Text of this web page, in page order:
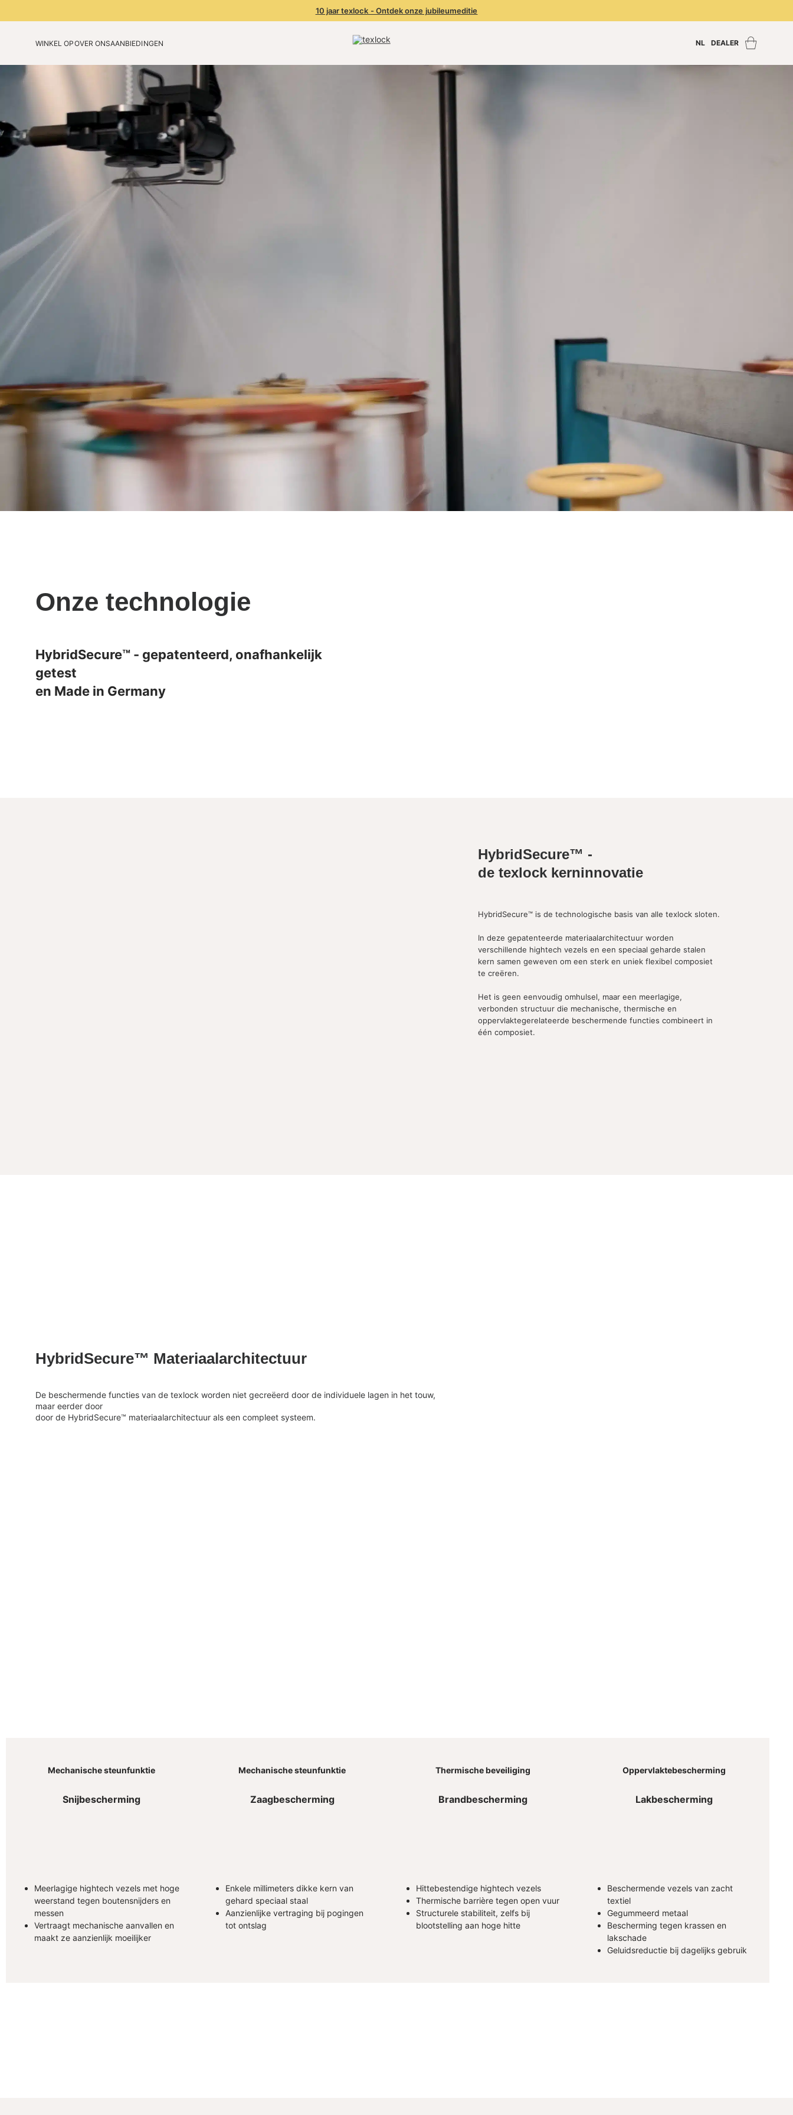
10 jaar texlock - Ontdek onze jubileumeditie
WINKEL OPOVER ONS
Onze technologie
AANBIEDINGEN
Verjaardagseditie
Beperkte kleuren 2026
NL DEALER
Onze technologie
HybridSecure™ - gepatenteerd, onafhankelijk
getest
en Made in Germany
HybridSecure™ -
de texlock kerninnovatie
HybridSecure™ is de technologische basis van alle texlock sloten.
In deze gepatenteerde materiaalarchitectuur worden
verschillende hightech vezels en een speciaal geharde stalen
kern samen geweven om een sterk en uniek flexibel composiet
te creëren.
Het is geen eenvoudig omhulsel, maar een meerlagige,
verbonden structuur die mechanische, thermische en
oppervlaktegerelateerde beschermende functies combineert in
één composiet.
HybridSecure™ Materiaalarchitectuur
De beschermende functies van de texlock worden niet gecreëerd door de individuele lagen in het touw,
maar eerder door
door de HybridSecure™ materiaalarchitectuur als een compleet systeem.
Mechanische steunfunktie
Snijbescherming
Meerlagige hightech vezels met hoge
weerstand tegen boutensnijders en
messen
Vertraagt mechanische aanvallen en
maakt ze aanzienlijk moeilijker
Mechanische steunfunktie
Zaagbescherming
Enkele millimeters dikke kern van
gehard speciaal staal
Aanzienlijke vertraging bij pogingen
tot ontslag
Thermische beveiliging
Brandbescherming
Hittebestendige hightech vezels
Thermische barrière tegen open vuur
Structurele stabiliteit, zelfs bij
blootstelling aan hoge hitte
Oppervlaktebescherming
Lakbescherming
Beschermende vezels van zacht
textiel
Gegummeerd metaal
Bescherming tegen krassen en
lakschade
Geluidsreductie bij dagelijks gebruik